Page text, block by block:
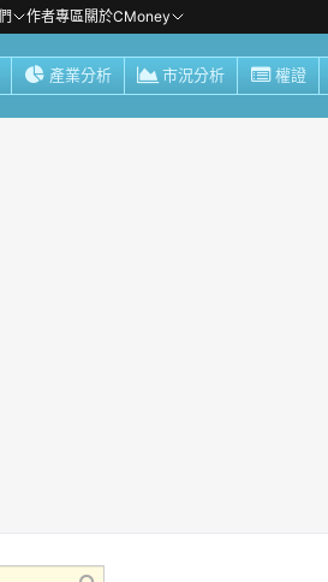
作者專區關於CMoney
產業分析 市況分析 權證